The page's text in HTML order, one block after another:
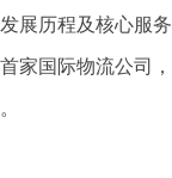
展历程及核心服
家国际物流公司